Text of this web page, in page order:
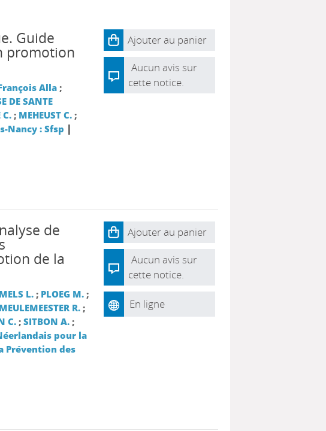
Guide
promotion
Alla;
DE SANTE
C.; MEHEUST C.;
Nancy : Sfsp |
Ajouter au panier
Aucun avis sur
cette notice.
de
de la
L.; PLOEG M.;
R.;
C.; SITBON A.;
pour la
Prévention des
Ajouter au panier
Aucun avis sur
cette notice.
En ligne